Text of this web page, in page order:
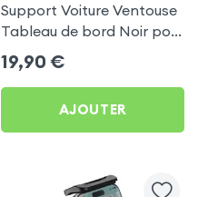
Support Voiture Ventouse
Tableau de bord Noir pour
Vivo Y33s
19,90 €
AJOUTER